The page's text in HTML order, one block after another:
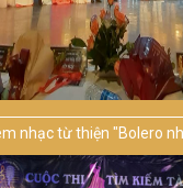
nhạc từ thiện "Bolero